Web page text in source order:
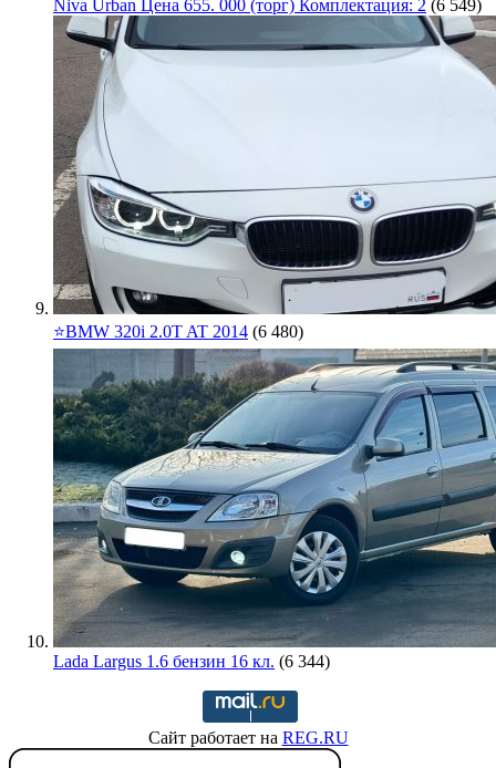
Niva Urban Цена 655. 000 (торг) Комплектация: 2 (6 549)
⭐️BMW 320i 2.0T AT 2014 (6 480)
Lada Largus 1.6 бензин 16 кл. (6 344)
Сайт работает на REG.RU